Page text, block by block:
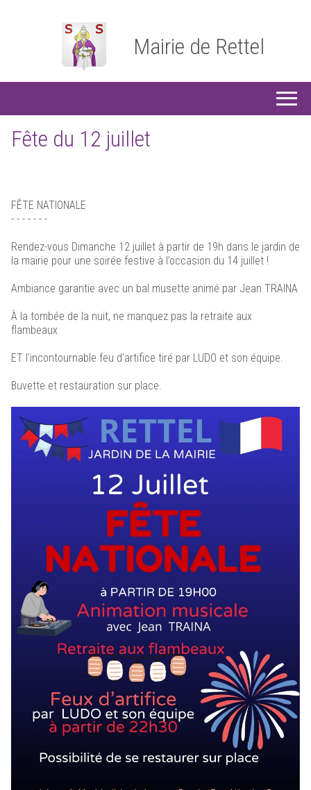
Mairie de Rettel
Fête du 12 juillet
FÊTE NATIONALE
- - - - - - -
Rendez-vous Dimanche 12 juillet à partir de 19h dans le jardin de
la mairie pour une soirée festive à l’occasion du 14 juillet !
Ambiance garantie avec un bal musette animé par Jean TRAINA
À la tombée de la nuit, ne manquez pas la retraite aux
flambeaux
ET l'incontournable feu d'artifice tiré par LUDO et son équipe.
Buvette et restauration sur place.